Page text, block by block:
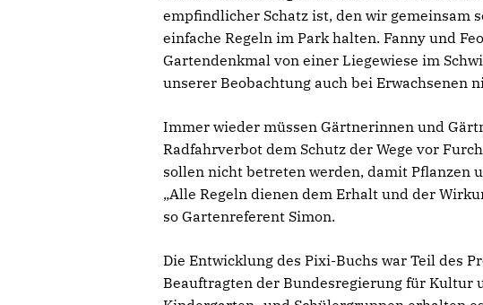
empfindlicher Schatz ist, den wir gemeinsam
einfache Regeln im Park halten. Fanny und
Gartendenkmal von einer Liegewiese im
unserer Beobachtung auch bei Erwachsenen
Immer wieder müssen Gärtnerinnen und
Radfahrverbot dem Schutz der Wege vor
sollen nicht betreten werden, damit Pflanzen
„Alle Regeln dienen dem Erhalt und der
so Gartenreferent Simon.
Die Entwicklung des Pixi-Buchs war Teil des
Beauftragten der Bundesregierung für Kultur